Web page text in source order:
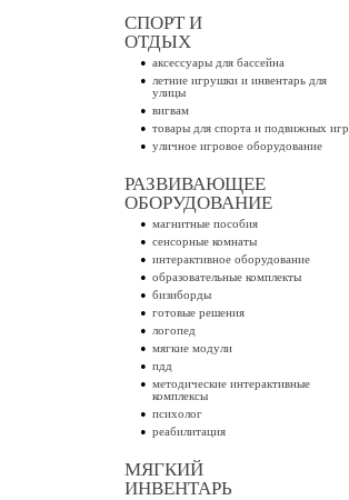
СПОРТ И
ОТДЫХ
аксессуары для бассейна
летние игрушки и инвентарь для
улицы
вигвам
товары для спорта и подвижных игр
уличное игровое оборудование
РАЗВИВАЮЩЕЕ
ОБОРУДОВАНИЕ
магнитные пособия
сенсорные комнаты
интерактивное оборудование
образовательные комплекты
бизиборды
готовые решения
логопед
мягкие модули
пдд
методические интерактивные
комплексы
психолог
реабилитация
МЯГКИЙ
ИНВЕНТАРЬ